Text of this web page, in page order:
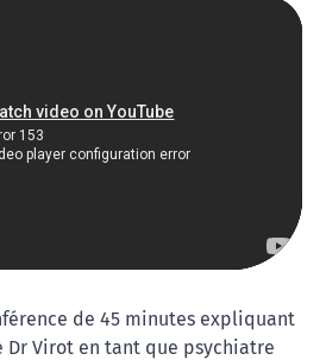
de 45 minutes expliquant
Virot en tant que psychiatre